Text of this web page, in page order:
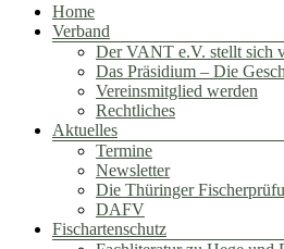
Menü
Home
Verband
Der VANT e.V. stellt sich
Das Präsidium – Die
Vereinsmitglied werden
Rechtliches
Aktuelles
Termine
Newsletter
Die Thüringer
DAFV
Fischartenschutz